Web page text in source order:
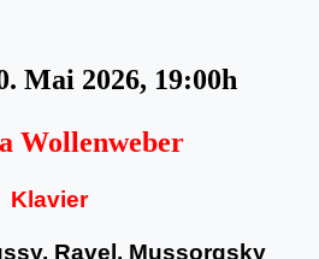
Mai 2026, 19:00h
Wollenweber
Klavier
Ravel, Mussorgsky